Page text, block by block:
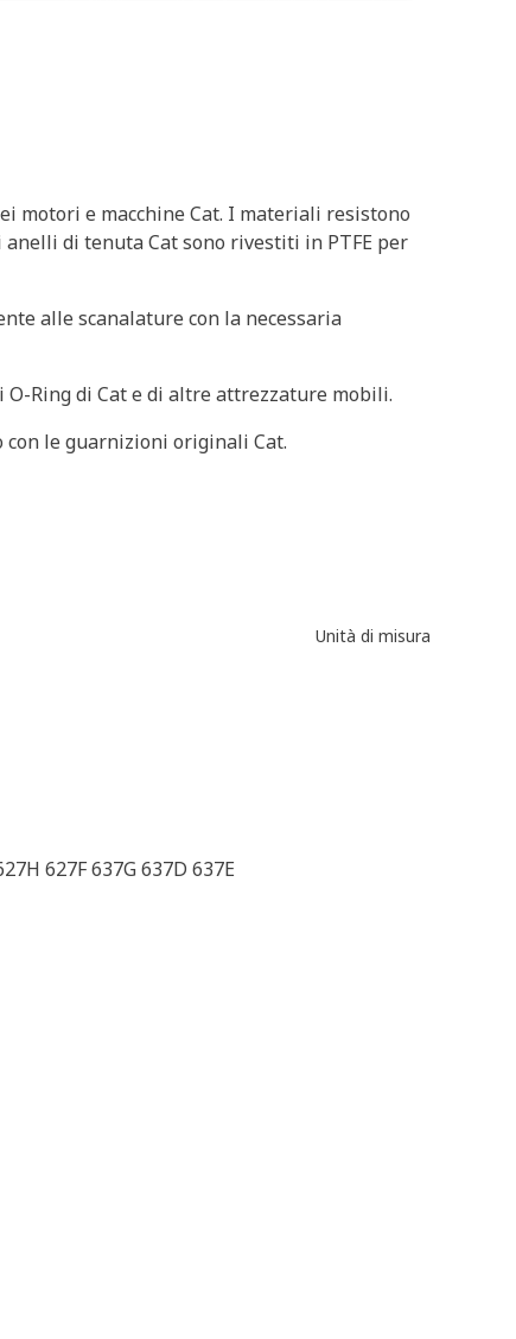
e macchine Cat. I materiali resistono
di tenuta Cat sono rivestiti in PTFE per
alle scanalature con la necessaria
Ring di Cat e di altre attrezzature mobili.
le guarnizioni originali Cat.
Unità di misura
627F 637G 637D 637E